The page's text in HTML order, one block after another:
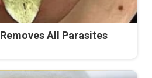
All Parasites